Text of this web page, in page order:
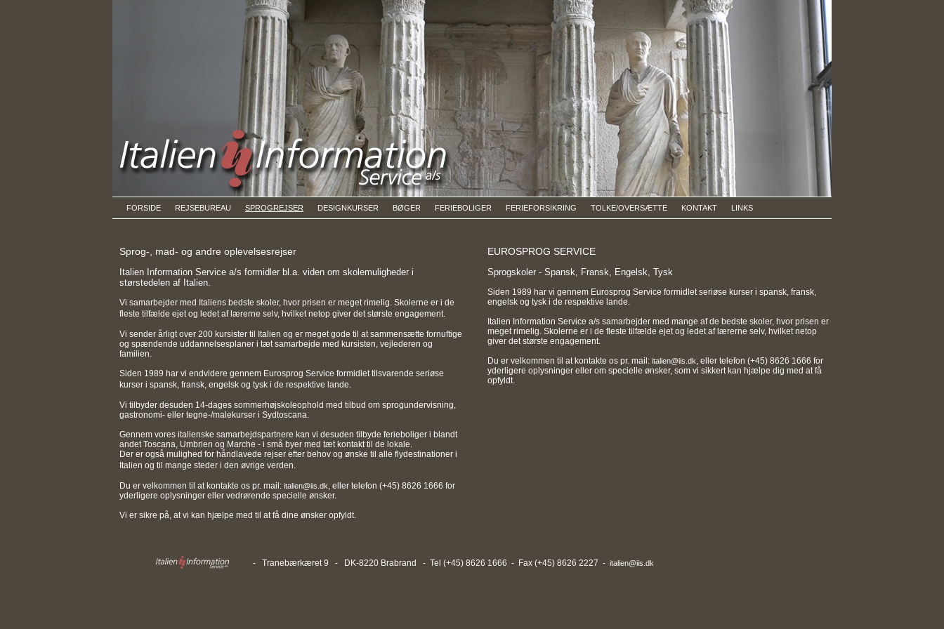
FORSIDE REJSEBUREAU SPROGREJSER DESIGNKURSER BØGER FERIEBOLIGER FERIEFORSIKRING TOLKE/OVERSÆTTE KONTAKT LINKS
Sprog-, mad- og andre oplevelsesrejser
Italien Information Service a/s formidler bl.a. viden om skolemuligheder i
størstedelen af Italien.
Vi samarbejder med Italiens bedste skoler, hvor prisen er meget rimelig. Skolerne er i de
fleste tilfælde ejet og ledet af lærerne selv, hvilket netop giver det største engagement.
Vi sender årligt over 200 kursister til Italien og er meget gode til at sammensætte fornuftige
og spændende uddannelsesplaner i tæt samarbejde med kursisten, vejlederen og
familien.
Siden 1989 har vi endvidere gennem Eurosprog Service formidlet tilsvarende seriøse
kurser i spansk, fransk, engelsk og tysk i de respektive lande.
Vi tilbyder desuden 14-dages sommerhøjskoleophold med tilbud om sprogundervisning,
gastronomi- eller tegne-/malekurser i Sydtoscana.
Gennem vores italienske samarbejdspartnere kan vi desuden tilbyde ferieboliger i blandt
andet Toscana, Umbrien og Marche - i små byer med tæt kontakt til de lokale.
Der er også mulighed for håndlavede rejser efter behov og ønske til alle flydestinationer i
Italien og til mange steder i den øvrige verden.
Du er velkommen til at kontakte os pr. mail: italien@iis.dk, eller telefon (+45) 8626 1666 for
yderligere oplysninger eller vedrørende specielle ønsker.
Vi er sikre på, at vi kan hjælpe med til at få dine ønsker opfyldt.
EUROSPROG SERVICE
Sprogskoler - Spansk, Fransk, Engelsk, Tysk
Siden 1989 har vi gennem Eurosprog Service formidlet seriøse kurser i spansk, fransk,
engelsk og tysk i de respektive lande.
Italien Information Service a/s samarbejder med mange af de bedste skoler, hvor prisen er
meget rimelig. Skolerne er i de fleste tilfælde ejet og ledet af lærerne selv, hvilket netop
giver det største engagement.
Du er velkommen til at kontakte os pr. mail: italien@iis.dk, eller telefon (+45) 8626 1666 for
yderligere oplysninger eller om specielle ønsker, som vi sikkert kan hjælpe dig med at få
opfyldt.
- Tranebærkæret 9 - DK-8220 Brabrand - Tel (+45) 8626 1666 - Fax (+45) 8626 2227 - italien@iis.dk